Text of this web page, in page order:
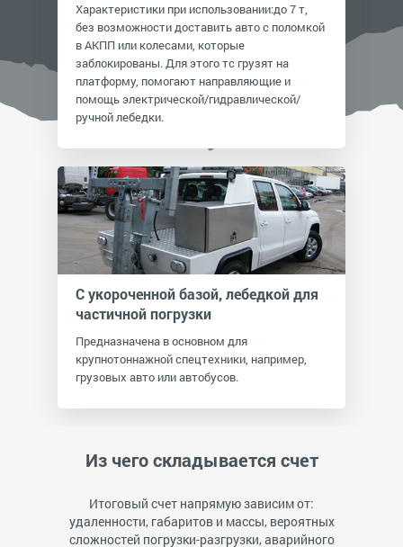
Характеристики при использовании:до 7 т,
без возможности доставить авто с поломкой
в АКПП или колесами, которые
заблокированы. Для этого тс грузят на
платформу, помогают направляющие и
помощь электрической/гидравлической/
ручной лебедки.
С укороченной базой, лебедкой для
частичной погрузки
Предназначена в основном для
крупнотоннажной спецтехники, например,
грузовых авто или автобусов.
Из чего складывается счет
Итоговый счет напрямую зависим от:
удаленности, габаритов и массы, вероятных
сложностей погрузки-разгрузки, аварийного